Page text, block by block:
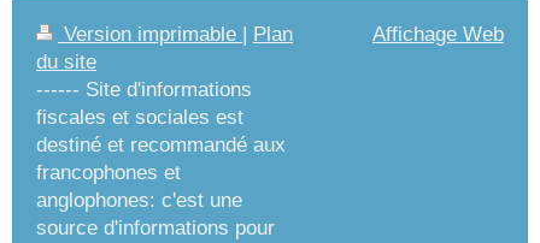
Version imprimable
Plan
du site
------ Site d'informations
fiscales et sociales est
destiné et recommandé aux
francophones et
anglophones: c'est une
source d'informations pour
Affichage Web